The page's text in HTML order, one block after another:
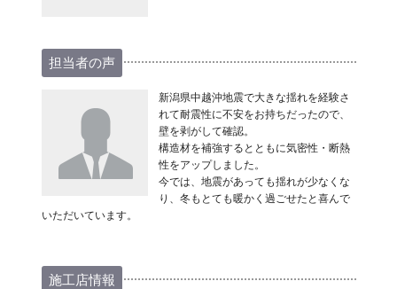
担当者の声
新潟県中越沖地震で大きな揺れを経験さ
れて耐震性に不安をお持ちだったので、
壁を剥がして確認。
構造材を補強するとともに気密性・断熱
性をアップしました。
今では、地震があっても揺れが少なくな
り、冬もとても暖かく過ごせたと喜んで
いただいています。
施工店情報